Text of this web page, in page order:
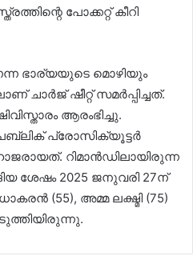
പോക്കറ്റ് കീറി
ഭാര്യയുടെ മൊഴിയും
ചാർജ് ഷീറ്റ് സമർപ്പിച്ചത്.
ആരംഭിച്ചു.
പ്രോസിക്യൂട്ടർ
റിമാൻഡിലായിരുന്ന
ശേഷം 2025 ജനുവരി 27ന്
(55), അമ്മ ലക്ഷ്മി (75)